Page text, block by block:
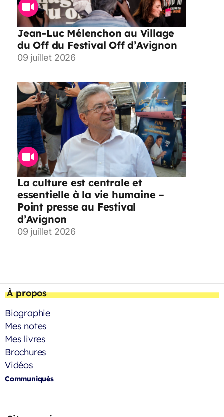
Jean-Luc Mélenchon au Village
du Off du Festival Off d’Avignon
09 juillet 2026
La culture est centrale et
essentielle à la vie humaine –
Point presse au Festival
d’Avignon
09 juillet 2026
À propos
Biographie
Mes notes
Mes livres
Brochures
Vidéos
Communiqués